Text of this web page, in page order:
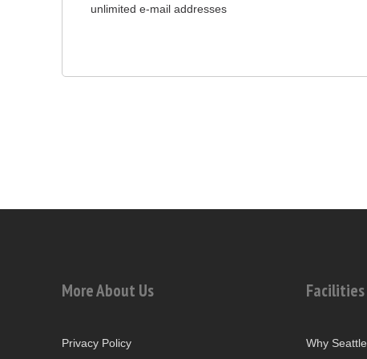
unlimited e-mail addresses
More About Us
Privacy Policy
Facilities
Why Seattle